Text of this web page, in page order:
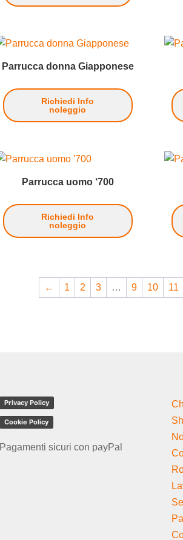
Parrucca donna Giapponese
Richiedi Info
noleggio
Parrucca uomo ‘700
Richiedi Info
noleggio
← 1 2 3 … 9 10 11
Privacy Policy
Cookie Policy
Pagamenti sicuri con payPal